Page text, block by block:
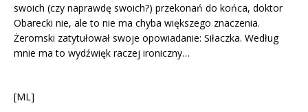
swoich (czy naprawdę swoich?) przekonań do końca, doktor
Obarecki nie, ale to nie ma chyba większego znaczenia.
Żeromski zatytułował swoje opowiadanie: Siłaczka. Według
mnie ma to wydźwięk raczej ironiczny…
[ML]